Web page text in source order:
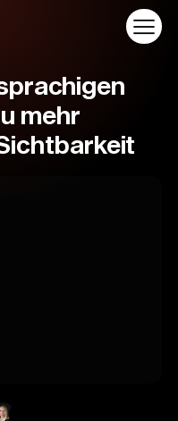
mehr